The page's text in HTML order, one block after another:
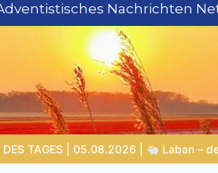
Nachrichten
überlistete und selbst Gottes